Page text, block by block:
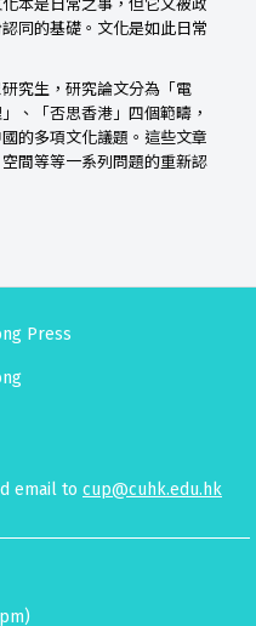
本是日常之事，但它又被政
同的基礎。文化是如此日常
究生，研究論文分為「電
、「否思香港」四個範疇，
的多項文化議題。這些文章
間等等一系列問題的重新認
Press
email to cup@cuhk.edu.hk